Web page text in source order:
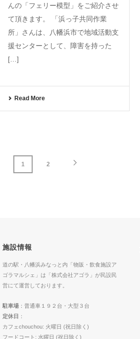
んの「フェリー模型」をご紹介させ
て頂きます。 「浜っ子共同作業
所」さんは、八幡浜市で地域活動支
援センターとして、障害を持った
[…]
Read More
1 2
施設情報
道の駅・八幡浜みなっと内「物販・飲食施設ア
ゴラマルシェ」は「株式会社アゴラ」が民設民
営にて運営しております。
駐車場 ：普通車１９２台・大型３台
定休日 ：
カフェchouchou: 火曜日 (祝日除く)
フードコート: 水曜日 (祝日除く)